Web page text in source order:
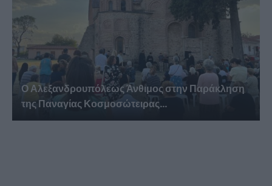
Ο Αλεξανδρουπόλεως Άνθιμος στην Παράκληση
της Παναγίας Κοσμοσώτειρας...